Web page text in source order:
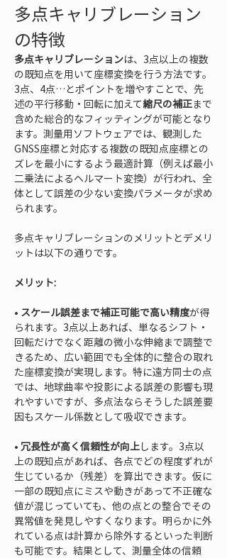
多点キャリブレーション
の特徴
多点キャリブレーションは、3点以上の複数
の既知点を用いて座標変換を行う方法です。
3点、4点…とポイントを増やすことで、先
述の平行移動・回転に加えて縮尺の補正まで
含めた総合的なフィッティングが可能となり
ます。測量用ソフトウェアでは、観測した
GNSS座標と対応する複数の既知点座標との
ズレを最小にするよう最適計算（例えば最小
二乗法によるヘルマート変換）が行われ、全
体として誤差の少ない変換パラメータが求め
られます。
多点キャリブレーションのメリットとデメリ
ットは以下の通りです。
メリット:
• スケール誤差まで補正可能で高い精度が得
られます。3点以上あれば、単なるシフト・
回転だけでなく距離の微小な伸縮まで調整で
きるため、広い範囲でも全体的に整合の取れ
た座標変換が実現します。特に遠方同士の点
では、地球曲率や投影による誤差の影響も現
れやすいですが、多点法ならそうした誤差要
• 冗長性が高く信頼性が向上します。3点以
上の既知点があれば、各点でどの程度ずれが
生じているか（残差）を算出できます。仮に
一部の既知点にミスや動きがあって不正確な
値が混じっていても、他の点との整合でその
異常値を発見しやすくなります。明らかに外
れている点は計算から除外するといった判断
も可能です。結果として、測量全体の信頼